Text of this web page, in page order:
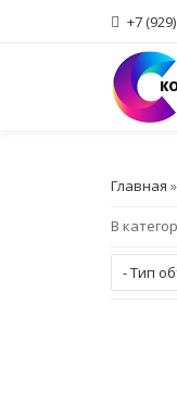
+7
Главная »
В